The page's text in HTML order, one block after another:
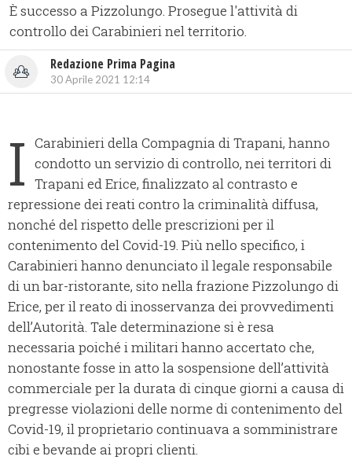
È successo a Pizzolungo. Prosegue l'attività di
controllo dei Carabinieri nel territorio.
Redazione Prima Pagina
30 Aprile 2021 12:14
I Carabinieri della Compagnia di Trapani, hanno
condotto un servizio di controllo, nei territori di
Trapani ed Erice, finalizzato al contrasto e
repressione dei reati contro la criminalità diffusa,
nonché del rispetto delle prescrizioni per il
contenimento del Covid-19. Più nello specifico, i
Carabinieri hanno denunciato il legale responsabile
di un bar-ristorante, sito nella frazione Pizzolungo di
Erice, per il reato di inosservanza dei provvedimenti
dell’Autorità. Tale determinazione si è resa
necessaria poiché i militari hanno accertato che,
nonostante fosse in atto la sospensione dell’attività
commerciale per la durata di cinque giorni a causa di
pregresse violazioni delle norme di contenimento del
Covid-19, il proprietario continuava a somministrare
cibi e bevande ai propri clienti.